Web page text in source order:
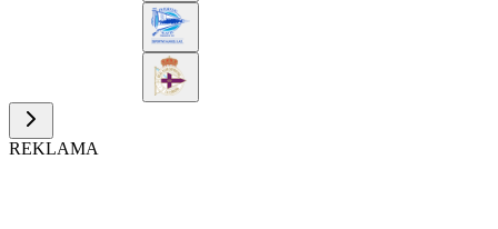
REKLAMA